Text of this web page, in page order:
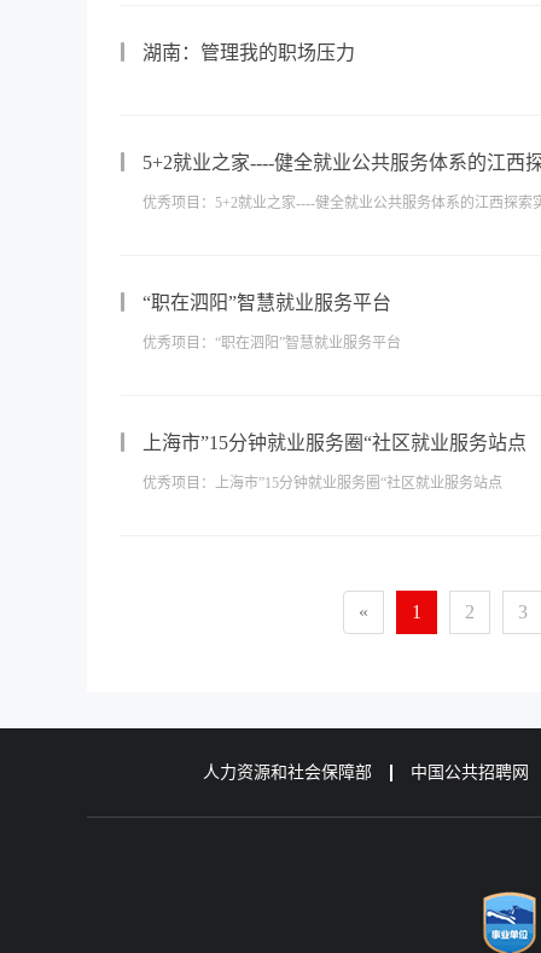
湖南：管理我的职场压力
5+2就业之家----健全就业公共服务体系的江西
优秀项目：5+2就业之家----健全就业公共服务体系的江西探索
“职在泗阳”智慧就业服务平台
优秀项目：“职在泗阳”智慧就业服务平台
上海市”15分钟就业服务圈“社区就业服务站点
优秀项目：上海市”15分钟就业服务圈“社区就业服务站点
« 1 2 3
人力资源和社会保障部 中国公共招聘网